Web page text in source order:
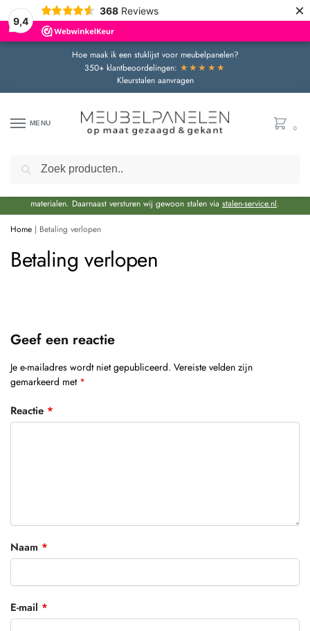
9,4
368 Reviews ×
Hoe maak ik een stuklijst voor meubelpanelen?
350+ klantbeoordelingen: ★★★★★
Kleurstalen aanvragen
MENU
0
Door de bouwvakperiode geldt momenteel een extra levertijd van circa 3 weken
materialen. Daarnaast versturen wij gewoon stalen via stalen-service.nl.
Home | Betaling verlopen
Betaling verlopen
Geef een reactie
Je e-mailadres wordt niet gepubliceerd. Vereiste velden zijn
gemarkeerd met *
Reactie *
Naam *
E-mail *